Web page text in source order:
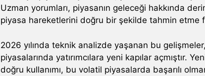
Uzman yorumları, piyasanın geleceği hakkında
piyasa hareketlerini doğru bir şekilde tahmin etme
2026 yılında teknik analizde yaşanan bu
piyasalarında yatırımcılara yeni kapılar açmıştır.
doğru kullanımı, bu volatil piyasalarda başarılı